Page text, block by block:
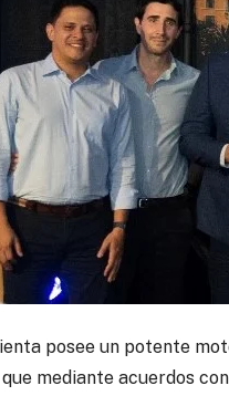
posee un potente
mediante acuerdos